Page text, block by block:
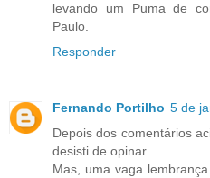
levando um Puma de
Paulo.
Responder
Fernando Portilho 5 de
Depois dos comentários
desisti de opinar.
Mas, uma vaga